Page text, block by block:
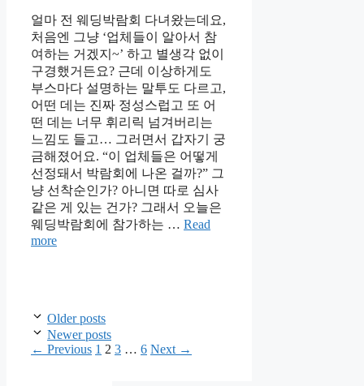
얼마 전 웨딩박람회 다녀왔는데요,
처음엔 그냥 ‘업체들이 알아서 참
여하는 거겠지~’ 하고 별생각 없이
구경했거든요? 근데 이상하게도
부스마다 설명하는 말투도 다르고,
어떤 데는 진짜 정성스럽고 또 어
떤 데는 너무 휘리릭 넘겨버리는
느낌도 들고… 그러면서 갑자기 궁
금해졌어요. “이 업체들은 어떻게
선정돼서 박람회에 나온 걸까?” 그
냥 선착순인가? 아니면 따로 심사
같은 게 있는 건가? 그래서 오늘은
웨딩박람회에 참가하는 … Read
more
Older posts
Newer posts
← Previous Page
1 Page
2 Page
3 … Page
6 Next →